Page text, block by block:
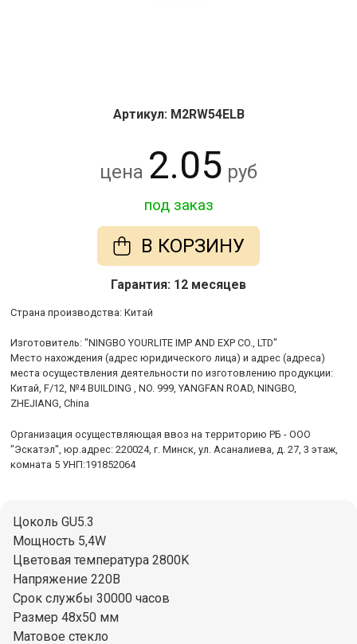
Артикул: M2RW54ELB
цена 2.05 руб
под заказ
В КОРЗИНУ
Гарантия: 12 месяцев
Cтрана производства: Китай
Изготовитель: "NINGBO YOURLITE IMP AND EXP CO., LTD"
Место нахождения (адрес юридического лица) и адрес (адреса)
места осуществления деятельности по изготовлению продукции:
Китай, F/12, №4 BUILDING , NO. 999, YANGFAN ROAD, NINGBO,
ZHEJIANG, China
Организация осуществляющая ввоз на территорию РБ - ООО
"Эскатэл", юр.адрес: 220024, г. Минск, ул. Асаналиева, д. 27, 3 этаж,
комната 5 УНП:191852064
Цоколь GU5.3
Мощность 5,4W
Цветовая температура 2800K
Напряжение 220В
Срок службы 30000 часов
Размер 48x50 мм
Матовое стекло